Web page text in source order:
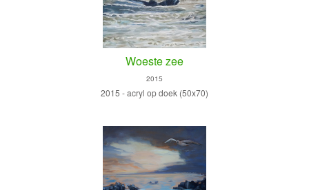
Woeste zee
2015
2015 - acryl op doek (50x70)